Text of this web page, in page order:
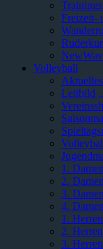
Freizeit-
Volleyball
Aktuelles
Leitbild
1.
2.
3.
4.
1.
2.
3.